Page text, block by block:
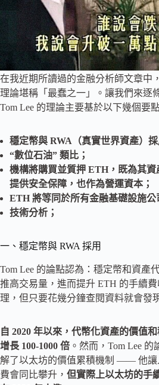
在我近期所讀過的金融分析師文章中
理論堪稱「最蠢之一」。讓我們來逐
Tom Lee 的理論主要基於以下幾個要
穩定幣與 RWA（真實世界資產）採
“數位石油” 類比；
機構將購買並質押 ETH，既為其
提供安全保障，也作為營運資本；
ETH 將等同於所有金融基礎設施公
技術分析；
一、穩定幣與 RWA 採用
Tom Lee 的論點認為：穩定幣和資產
推高交易量，進而提升 ETH 的手續
理，但只要花幾分鐘查閱資料就會發
自 2020 年以來，代幣化資產的價值
增長 100-1000 倍 。然而，Tom Lee
解了以太坊的價值累積機制 —— 他讓
費會同比攀升， 但實際上以太坊的手